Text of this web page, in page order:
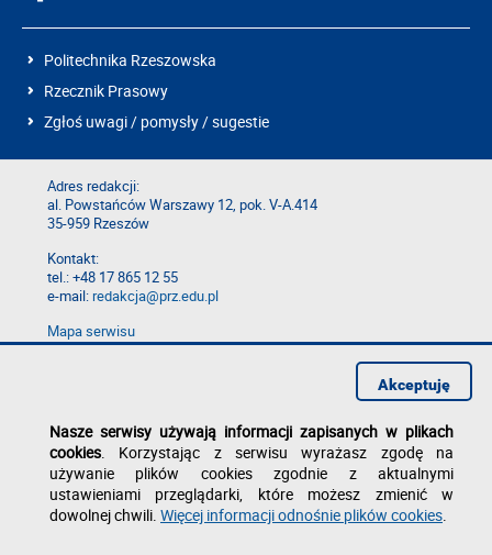
Politechnika Rzeszowska
Rzecznik Prasowy
Zgłoś uwagi / pomysły / sugestie
Adres redakcji:
al. Powstańców Warszawy 12, pok. V-A.414
35-959 Rzeszów
Kontakt:
tel.: +48 17 865 12 55
e-mail:redakcja@prz.edu.pl
Mapa serwisu
Deklaracja dostępności
Nasze serwisy używają informacji zapisanych w plikach
cookies. Korzystając z serwisu wyrażasz zgodę na
używanie plików cookies zgodnie z aktualnymi
ustawieniami przeglądarki, które możesz zmienić w
dowolnej chwili. Więcej informacji odnośnie plików cookies.
Akceptuję